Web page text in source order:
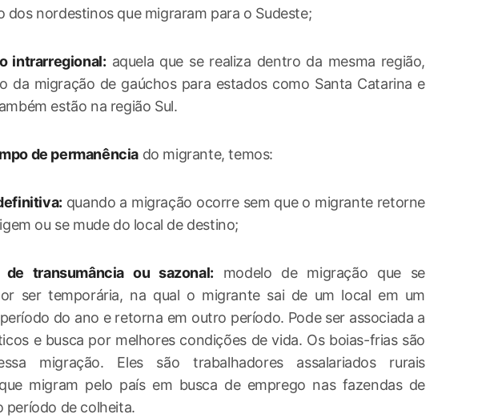
dos nordestinos que migraram para o Sudeste;
intrarregional: aquela que se realiza dentro da mesma região,
da migração de gaúchos para estados como Santa Catarina e
estão na região Sul.
de permanência do migrante, temos:
quando a migração ocorre sem que o migrante retorne
ou se mude do local de destino;
transumância ou sazonal: modelo de migração que se
ser temporária, na qual o migrante sai de um local em um
do ano e retorna em outro período. Pode ser associada a
e busca por melhores condições de vida. Os boias-frias são
migração. Eles são trabalhadores assalariados rurais
migram pelo país em busca de emprego nas fazendas de
período de colheita.